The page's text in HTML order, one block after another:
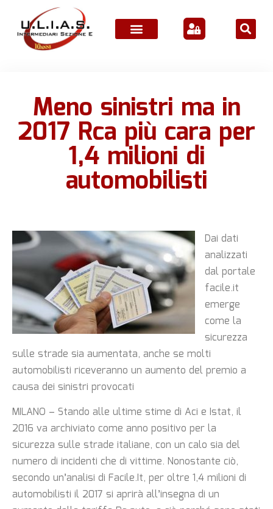
Meno sinistri ma in
2017 Rca più cara per
1,4 milioni di
automobilisti
Dai dati
analizzati
dal portale
facile.it
emerge
come la
sicurezza
sulle strade sia aumentata, anche se molti
automobilisti riceveranno un aumento del premio a
causa dei sinistri provocati
MILANO – Stando alle ultime stime di Aci e Istat, il
2016 va archiviato come anno positivo per la
sicurezza sulle strade italiane, con un calo sia del
numero di incidenti che di vittime. Nonostante ciò,
secondo un’analisi di Facile.It, per oltre 1,4 milioni di
automobilisti il 2017 si aprirà all’insegna di un